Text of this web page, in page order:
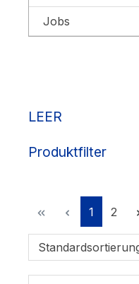
Jobs
LEER
Produktfilter
Seite
1 Seite
2